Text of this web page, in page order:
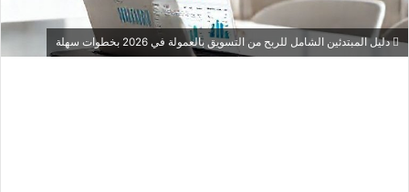
دليل المبتدئين الشامل للربح من التسويق بالعمولة في 2026 بخطوات سهلة